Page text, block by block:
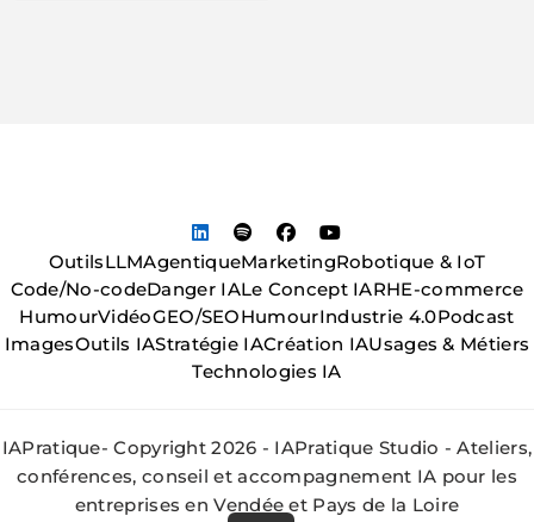
OutilsLLMAgentiqueMarketingRobotique & IoT
Code/No-codeDanger IALe Concept IARHE-commerce
HumourVidéoGEO/SEOHumourIndustrie 4.0Podcast
ImagesOutils IAStratégie IACréation IAUsages & Métiers
Technologies IA
IAPratique- Copyright 2026 - IAPratique Studio - Ateliers,
conférences, conseil et accompagnement IA pour les
entreprises en Vendée et Pays de la Loire